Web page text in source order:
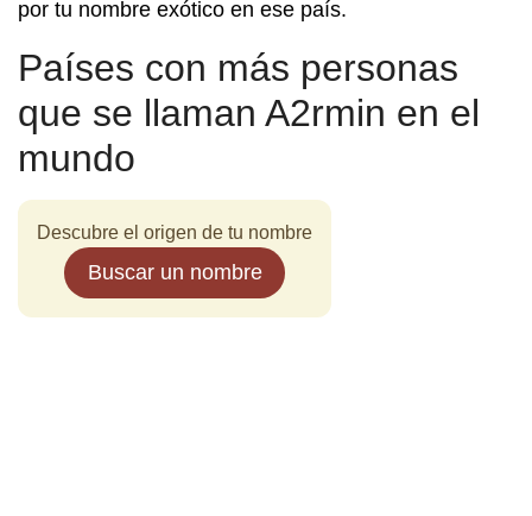
por tu nombre exótico en ese país.
Países con más personas
que se llaman A2rmin en el
mundo
Descubre el origen de tu nombre
Buscar un nombre